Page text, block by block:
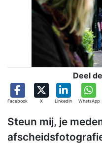
Deel
Facebook X Linkedin WhatsApp
Steun mij, je